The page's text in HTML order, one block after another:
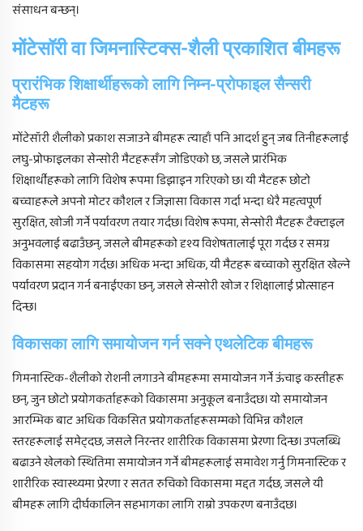
संसाधन बन्छन्।
मोंटेसॉरी वा जिमनास्टिक्स-शैली प्रकाशित बीमहरू
प्रारंभिक शिक्षार्थीहरूको लागि निम्न-प्रोफाइल सैन्सरी
मैटहरू
मोंटेसॉरी शैलीको प्रकाश सजाउने बीमहरू त्याहाँ पनि आदर्श हुन् जब तिनीहरूलाई
लघु-प्रोफाइलका सेन्सोरी मैटहरूसँग जोडिएको छ, जसले प्रारंभिक
शिक्षार्थीहरूको लागि विशेष रूपमा डिझाइन गरिएको छ। यी मैटहरू छोटो
बच्चाहरूले अपनो मोटर कौशल र जिज्ञासा विकास गर्दा भन्दा धेरै महत्वपूर्ण
सुरक्षित, खोजी गर्ने पर्यावरण तयार गर्दछ। विशेष रूपमा, सेन्सोरी मैटहरू टैक्टाइल
अनुभवलाई बढाउँछन्, जसले बीमहरूको दृश्य विशेषतालाई पूरा गर्दछ र समग्र
विकासमा सहयोग गर्दछ। अधिक भन्दा अधिक, यी मैटहरू बच्चाको सुरक्षित खेल्ने
पर्यावरण प्रदान गर्न बनाईएका छन्, जसले सेन्सोरी खोज र शिक्षालाई प्रोत्साहन
दिन्छ।
विकासका लागि समायोजन गर्न सक्ने एथलेटिक बीमहरू
गिमनास्टिक-शैलीको रोशनी लगाउने बीमहरूमा समायोजन गर्ने ऊंचाइ कस्तीहरू
छन्, जुन छोटो प्रयोगकर्ताहरूको विकासमा अनुकूल बनाउँदछ। यो समायोजन
आरम्भिक बाट अधिक विकसित प्रयोगकर्ताहरूसम्मको विभिन्न कौशल
स्तरहरूलाई समेट्दछ, जसले निरन्तर शारीरिक विकासमा प्रेरणा दिन्छ। उपलब्धि
बढाउने खेलको स्थितिमा समायोजन गर्ने बीमहरूलाई समावेश गर्नु गिमनास्टिक र
शारीरिक स्वास्थ्यमा प्रेरणा र सतत रुचिको विकासमा मद्दत गर्दछ, जसले यी
बीमहरू लागि दीर्घकालिन सहभागका लागि राम्रो उपकरण बनाउँदछ।